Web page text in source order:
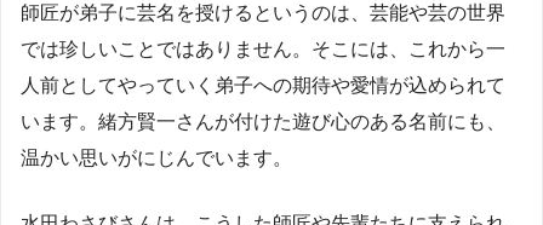
師匠が弟子に芸名を授けるというのは、芸能や芸の世界
では珍しいことではありません。そこには、これから一
人前としてやっていく弟子への期待や愛情が込められて
います。緒方賢一さんが付けた遊び心のある名前にも、
温かい思いがにじんでいます。